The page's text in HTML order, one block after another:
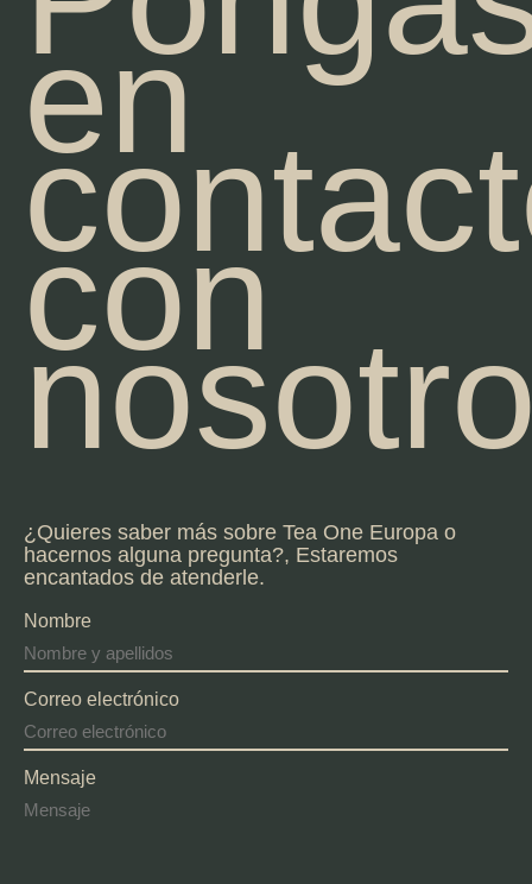
en
con
¿Quieres saber más sobre Tea One Europa o
hacernos alguna pregunta?, Estaremos
encantados de atenderle.
Nombre
Correo electrónico
Mensaje